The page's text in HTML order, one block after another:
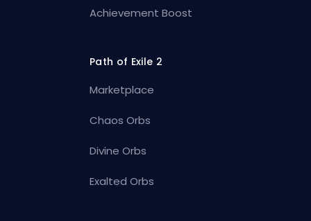
Achievement Boost
Path of Exile 2
Marketplace
Chaos Orbs
Divine Orbs
Exalted Orbs